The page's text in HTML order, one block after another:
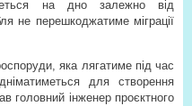
на дно залежно від
не перешкоджатиме міграції
яка лягатиме під час
для створення
головний інженер проєктного